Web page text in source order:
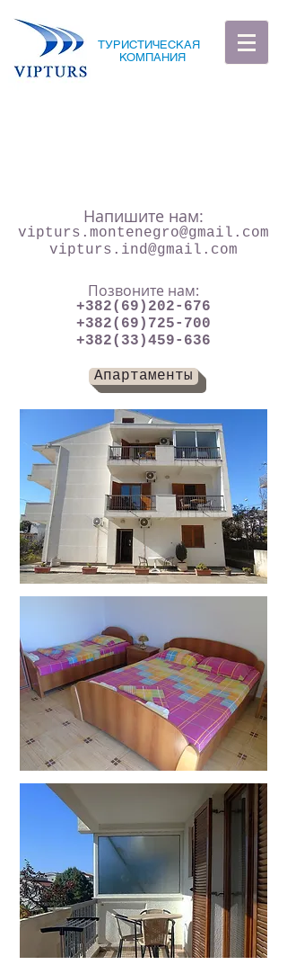
ТУРИСТИЧЕСКАЯ
КОМПАНИЯ
Напишите нам:
vipturs.montenegro@gmail.com
vipturs.ind@gmail.com
Позвоните нам:
+382(69)202-676
+382(69)725-700
+382(33)459-636
Апартаменты